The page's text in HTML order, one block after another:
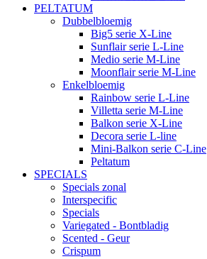
PELTATUM
Dubbelbloemig
Big5 serie X-Line
Sunflair serie L-Line
Medio serie M-Line
Moonflair serie M-Line
Enkelbloemig
Rainbow serie L-Line
Villetta serie M-Line
Balkon serie X-Line
Decora serie L-line
Mini-Balkon serie C-Line
Peltatum
SPECIALS
Specials zonal
Interspecific
Specials
Variegated - Bontbladig
Scented - Geur
Crispum